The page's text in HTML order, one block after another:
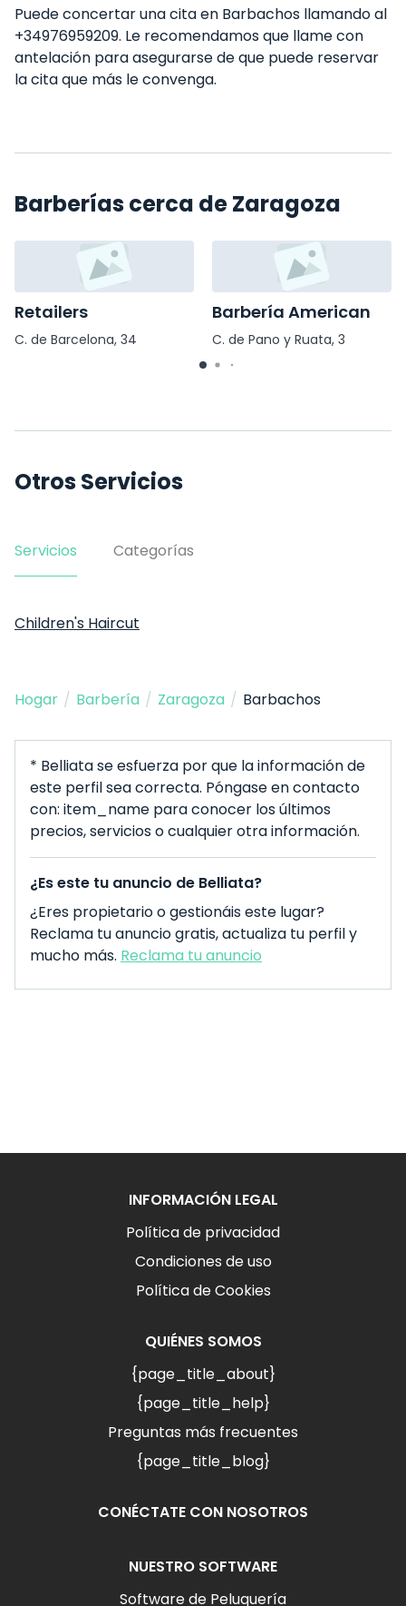
Puede concertar una cita en Barbachos llamando al
+34976959209. Le recomendamos que llame con
antelación para asegurarse de que puede reservar
la cita que más le convenga.
Barberías cerca de Zaragoza
Retailers
C. de Barcelona, 34
Barbería American
C. de Pano y Ruata, 3
Otros Servicios
Servicios Categorías
Children's Haircut
Hogar / Barbería / Zaragoza / Barbachos
* Belliata se esfuerza por que la información de
este perfil sea correcta. Póngase en contacto
con: item_name para conocer los últimos
precios, servicios o cualquier otra información.
¿Es este tu anuncio de Belliata?
¿Eres propietario o gestionáis este lugar?
Reclama tu anuncio gratis, actualiza tu perfil y
mucho más. Reclama tu anuncio
INFORMACIÓN LEGAL
Política de privacidad
Condiciones de uso
Política de Cookies
QUIÉNES SOMOS
{page_title_about}
{page_title_help}
Preguntas más frecuentes
{page_title_blog}
CONÉCTATE CON NOSOTROS
NUESTRO SOFTWARE
Software de Peluquería